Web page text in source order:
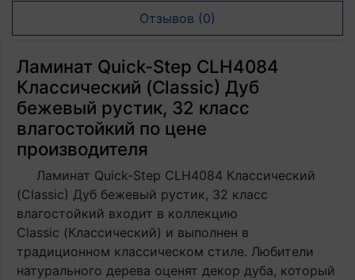
Отзывов (0)
Ламинат Quick-Step CLH4084
Классический (Classic) Дуб
бежевый рустик, 32 класс
влагостойкий по цене
производителя
Ламинат Quick-Step CLH4084 Классический
(Classic) Дуб бежевый рустик, 32 класс
влагостойкий входит в коллекцию
Classic (Классический) и выполнен в
традиционном классическом стиле. Любители
натурального дерева оценят декор дуба, который